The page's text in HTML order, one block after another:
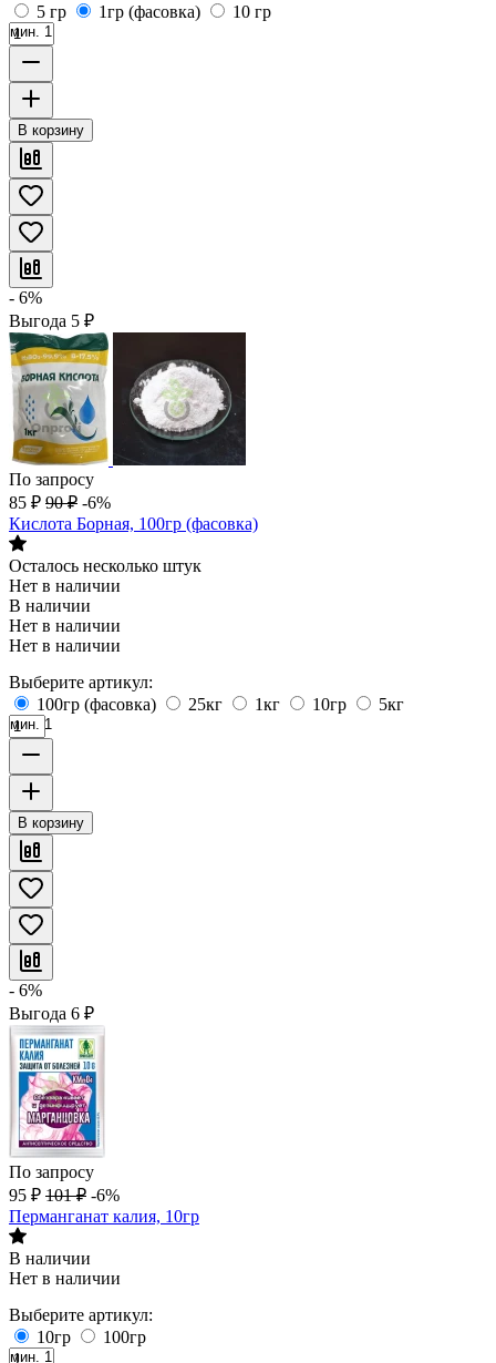
5 гр
1гр (фасовка) 10 гр
мин. 1
В корзину
- 6%
Выгода 5 ₽
По запросу
85 ₽ 90 ₽ -6%
Кислота Борная, 100гр (фасовка)
Осталось несколько штук
Нет в наличии
В наличии
Нет в наличии
Нет в наличии
Выберите артикул:
100гр (фасовка)
25кг 1кг 10гр 5кг
мин. 1
В корзину
- 6%
Выгода 6 ₽
По запросу
95 ₽ 101 ₽ -6%
Перманганат калия, 10гр
В наличии
Нет в наличии
Выберите артикул:
10гр
100гр
мин. 1